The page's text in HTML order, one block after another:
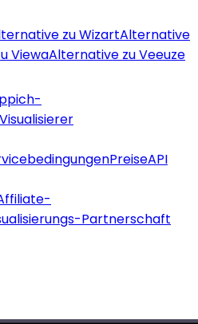
zu WizartAlternative
ViewaAlternative zu Veeuze
PreiseAPI
Partnerschaft